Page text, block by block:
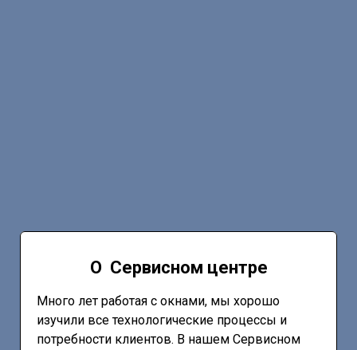
О Сервисном центре
Много лет работая с окнами, мы хорошо
изучили все технологические процессы и
потребности клиентов. В нашем Сервисном